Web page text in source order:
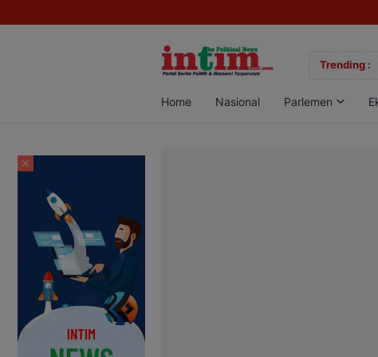
Trending :
Sabu di Pangkalan Bun, Dua Pelaku Diamankan
Home Nasional Parlemen